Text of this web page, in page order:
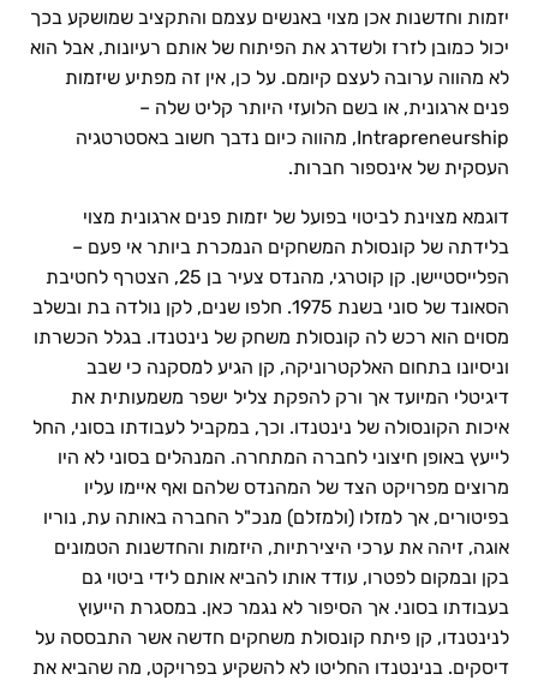
יזמות וחדשנות אכן מצוי באנשים עצמם והתקציב שמושקע בכך
יכול כמובן לזרז ולשדרג את הפיתוח של אותם רעיונות, אבל הוא
לא מהווה ערובה לעצם קיומם. על כן, אין זה מפתיע שיזמות
פנים ארגונית, או בשם הלועזי היותר קליט שלה –
Intrapreneurship, מהווה כיום נדבך חשוב באסטרטגיה
העסקית של אינספור חברות.
דוגמא מצוינת לביטוי בפועל של יזמות פנים ארגונית מצוי
בלידתה של קונסולת המשחקים הנמכרת ביותר אי פעם –
הפלייסטיישן. קן קוטרגי, מהנדס צעיר בן 25, הצטרף לחטיבת
הסאונד של סוני בשנת 1975. חלפו שנים, לקן נולדה בת ובשלב
מסוים הוא רכש לה קונסולת משחק של נינטנדו. בגלל הכשרתו
וניסיונו בתחום האלקטרוניקה, קן הגיע למסקנה כי שבב
דיגיטלי המיועד אך ורק להפקת צליל ישפר משמעותית את
איכות הקונסולה של נינטנדו. וכך, במקביל לעבודתו בסוני, החל
לייעץ באופן חיצוני לחברה המתחרה. המנהלים בסוני לא היו
מרוצים מפרויקט הצד של המהנדס שלהם ואף איימו עליו
בפיטורים, אך למזלו (ולמזלם) מנכ"ל החברה באותה עת, נוריו
אוגה, זיהה את ערכי היצירתיות, היזמות והחדשנות הטמונים
בקן ובמקום לפטרו, עודד אותו להביא אותם לידי ביטוי גם
בעבודתו בסוני. אך הסיפור לא נגמר כאן. במסגרת הייעוץ
לנינטנדו, קן פיתח קונסולת משחקים חדשה אשר התבססה על
דיסקים. בנינטנדו החליטו לא להשקיע בפרויקט, מה שהביא את